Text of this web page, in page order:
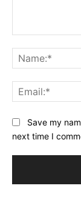
Website:Save my
next time I